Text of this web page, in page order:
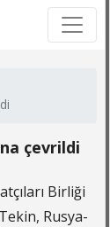
çevrildi
Birliği
Rusya-
×
×